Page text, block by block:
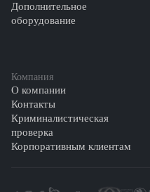
Дополнительное
оборудование
Компания
О компании
Контакты
Криминалистическая
проверка
Корпоративным клиентам